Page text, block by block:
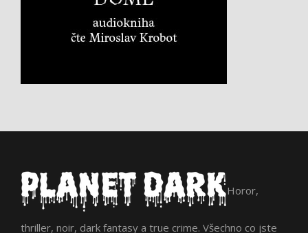
Horor,
thriller, noir, dark fantasy a true crime. Všechno co jste